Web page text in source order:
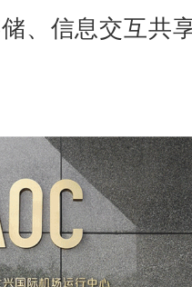
、信息交互共